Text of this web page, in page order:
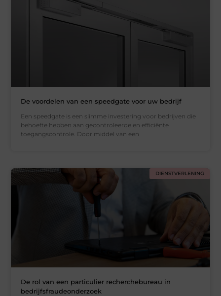
De voordelen van een speedgate voor uw bedrijf
Een speedgate is een slimme investering voor bedrijven die
behoefte hebben aan gecontroleerde en efficiënte
toegangscontrole. Door middel van een
DIENSTVERLENING
De rol van een particulier recherchebureau in
bedrijfsfraudeonderzoek